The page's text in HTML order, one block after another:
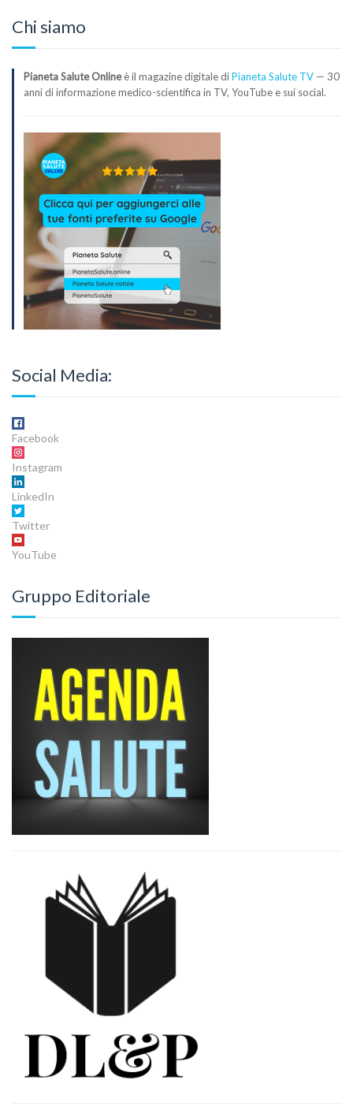
Chi siamo
Pianeta Salute Onlineè il magazine digitale diPianeta Salute TV — 30
anni di informazione medico-scientifica in TV, YouTube e sui social.
Social Media:
Facebook
Instagram
LinkedIn
Twitter
YouTube
Gruppo Editoriale